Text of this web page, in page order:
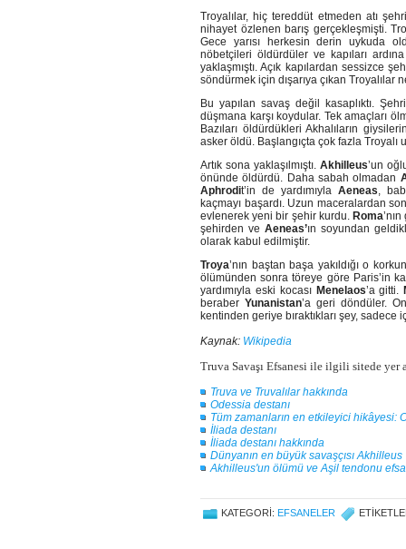
Troyalılar, hiç tereddüt etmeden atı
nihayet özlenen barış gerçekleşmişti.
Gece yarısı herkesin derin uykuda
nöbetçileri öldürdüler ve kapıları
yaklaşmıştı. Açık kapılardan sessizce
söndürmek için dışarıya çıkan
Bu yapılan savaş değil kasaplıktı.
düşmana karşı koydular. Tek amaçları
Bazıları öldürdükleri Akhalıların
asker öldü. Başlangıçta çok fazla
Artık sona yaklaşılmıştı. Akhilleus’un
önünde öldürdü. Daha sabah olmadan
Aphrodit’in de yardımıylaAeneas,
kaçmayı başardı. Uzun maceralardan
evlenerek yeni bir şehir kurdu. Roma
şehirden ve Aeneas’ın soyundan
olarak kabul edilmiştir.
Troya’nın baştan başa yakıldığı o
ölümünden sonra töreye göre Paris’in
yardımıyla eski kocası Menelaos’a gitti.
beraber Yunanistan’a geri döndüler.
kentinden geriye bıraktıkları şey,
Kaynak: Wikipedia
Truva Savaşı Efsanesi ile ilgili sitede yer
Truva ve Truvalılar hakkında
Odessia destanı
Tüm zamanların en etkileyici hikâyesi:
İliada destanı
İliada destanı hakkında
Dünyanın en büyük savaşçısı Akhilleus
Akhilleus'un ölümü ve Aşil tendonu
KATEGORI: EFSANELER